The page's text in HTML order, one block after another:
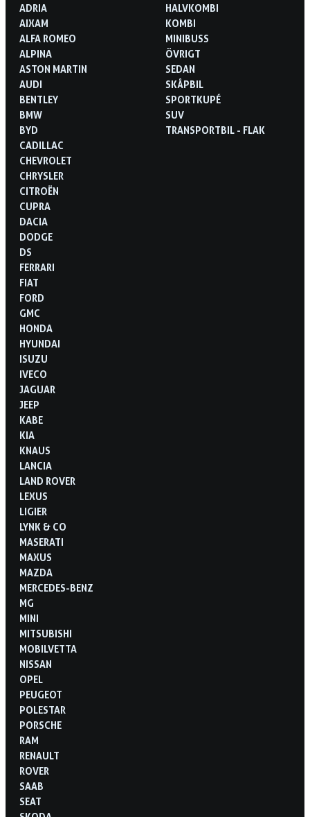
ADRIA
AIXAM
ALFA ROMEO
ALPINA
ASTON MARTIN
AUDI
BENTLEY
BMW
BYD
CADILLAC
CHEVROLET
CHRYSLER
CITROËN
CUPRA
DACIA
DODGE
DS
FERRARI
FIAT
FORD
GMC
HONDA
HYUNDAI
ISUZU
IVECO
JAGUAR
JEEP
KABE
KIA
KNAUS
LANCIA
LAND ROVER
LEXUS
LIGIER
LYNK & CO
MASERATI
MAXUS
MAZDA
MERCEDES-BENZ
MG
MINI
MITSUBISHI
MOBILVETTA
NISSAN
OPEL
PEUGEOT
POLESTAR
PORSCHE
RAM
RENAULT
ROVER
SAAB
SEAT
HALVKOMBI
KOMBI
MINIBUSS
ÖVRIGT
SEDAN
SKÅPBIL
SPORTKUPÉ
SUV
TRANSPORTBIL - FLAK